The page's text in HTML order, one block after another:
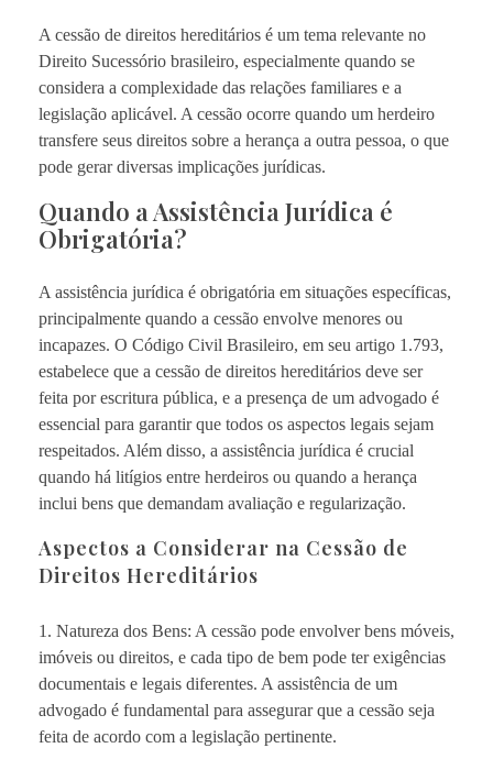
A cessão de direitos hereditários é um tema relevante no
Direito Sucessório brasileiro, especialmente quando se
considera a complexidade das relações familiares e a
legislação aplicável. A cessão ocorre quando um herdeiro
transfere seus direitos sobre a herança a outra pessoa, o que
pode gerar diversas implicações jurídicas.
Quando a Assistência Jurídica é
Obrigatória?
A assistência jurídica é obrigatória em situações específicas,
principalmente quando a cessão envolve menores ou
incapazes. O Código Civil Brasileiro, em seu artigo 1.793,
estabelece que a cessão de direitos hereditários deve ser
feita por escritura pública, e a presença de um advogado é
essencial para garantir que todos os aspectos legais sejam
respeitados. Além disso, a assistência jurídica é crucial
quando há litígios entre herdeiros ou quando a herança
inclui bens que demandam avaliação e regularização.
Aspectos a Considerar na Cessão de
Direitos Hereditários
1. Natureza dos Bens: A cessão pode envolver bens móveis,
imóveis ou direitos, e cada tipo de bem pode ter exigências
documentais e legais diferentes. A assistência de um
advogado é fundamental para assegurar que a cessão seja
feita de acordo com a legislação pertinente.